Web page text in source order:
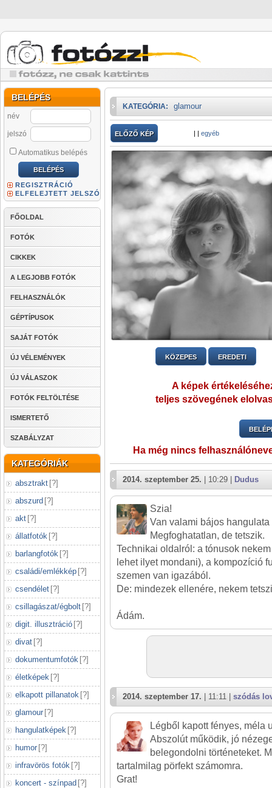
BELÉPÉS
név
jelszó
Automatikus belépés
REGISZTRÁCIÓ
ELFELEJTETT JELSZÓ
FŐOLDAL
FOTÓK
CIKKEK
A LEGJOBB FOTÓK
FELHASZNÁLÓK
GÉPTÍPUSOK
SAJÁT FOTÓK
ÚJ VÉLEMÉNYEK
ÚJ VÁLASZOK
FOTÓK FELTÖLTÉSE
ISMERTETŐ
SZABÁLYZAT
KATEGÓRIÁK
absztrakt [?]
abszurd [?]
akt [?]
állatfotók [?]
barlangfotók [?]
családi/emlékkép [?]
csendélet [?]
csillagászat/égbolt [?]
digit. illusztráció [?]
divat [?]
dokumentumfotók [?]
életképek [?]
elkapott pillanatok [?]
glamour [?]
hangulatképek [?]
humor [?]
infravörös fotók [?]
koncert - színpad [?]
KATEGÓRIA: glamour
ELŐZŐ KÉP | | egyéb
KÖZEPES EREDETI
A képek
teljes szövegének
Ha még nincs
2014. szeptember 25. | 10:29 | Dudus
Szia!
Van valami bájos
Megfoghatatlan, de tetszik.
Technikai oldalról: a tónusok
lehet ilyet mondani), a kompozíció
szemen van igazából.
De: mindezek ellenére, nekem
Ádám.
2014. szeptember 17. | 11:11 | szódás
Légből kapott fényes, méla
Abszolút működik, jó
belegondolni történeteket.
tartalmilag pörfekt számomra.
Grat!